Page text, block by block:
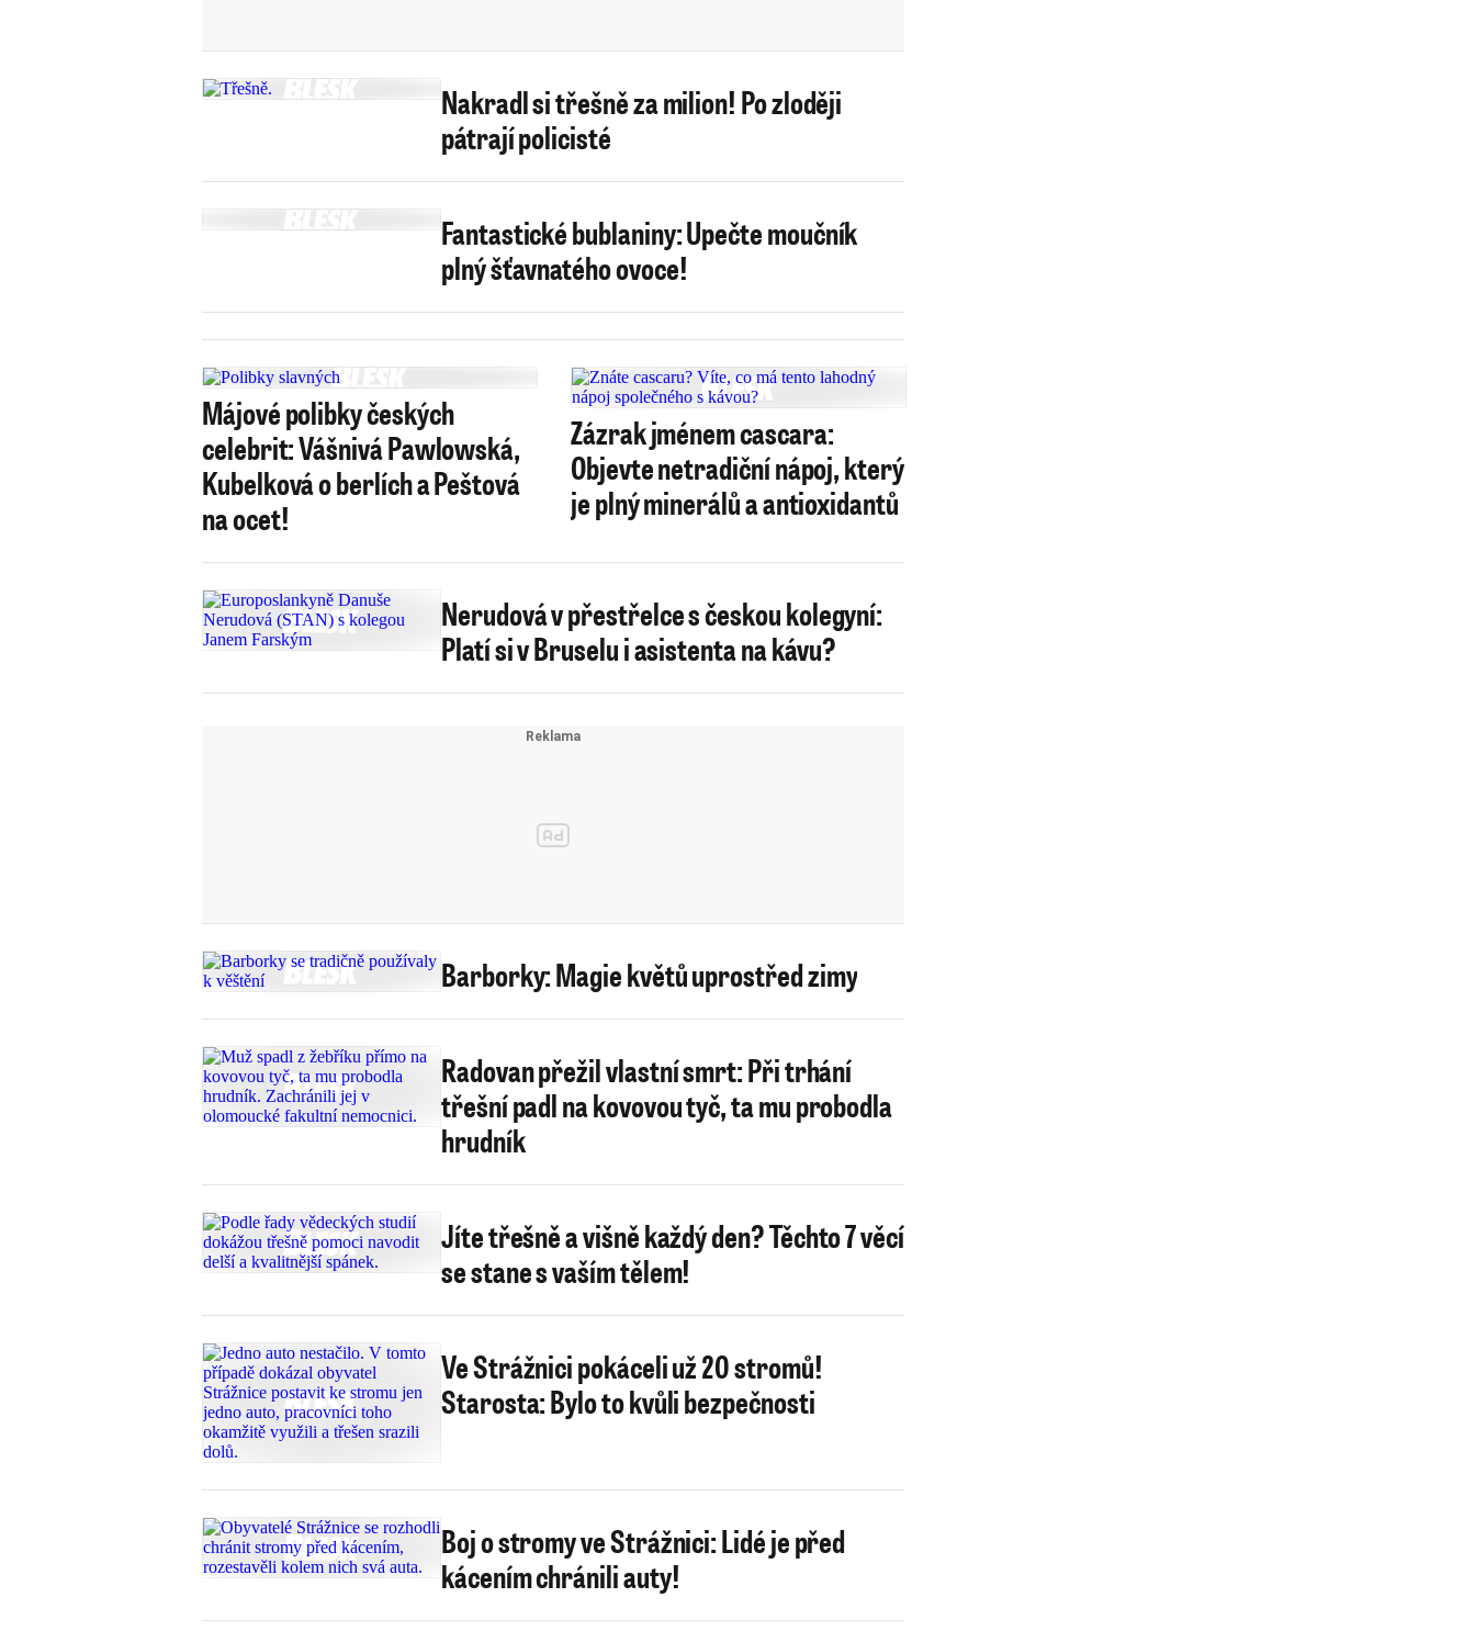
Nakradl si třešně za milion! Po zloději
pátrají policisté
Fantastické bublaniny: Upečte moučník
plný šťavnatého ovoce!
Májové polibky českých
celebrit: Vášnivá Pawlowská,
Kubelková o berlích a Peštová
na ocet!
Zázrak jménem cascara:
Objevte netradiční nápoj, který
je plný minerálů a antioxidantů
Nerudová v přestřelce s českou kolegyní:
Platí si v Bruselu i asistenta na kávu?
Barborky: Magie květů uprostřed zimy
Radovan přežil vlastní smrt: Při trhání
třešní padl na kovovou tyč, ta mu probodla
hrudník
Jíte třešně a višně každý den? Těchto 7 věcí
se stane s vaším tělem!
Ve Strážnici pokáceli už 20 stromů!
Starosta: Bylo to kvůli bezpečnosti
Boj o stromy ve Strážnici: Lidé je před
kácením chránili auty!